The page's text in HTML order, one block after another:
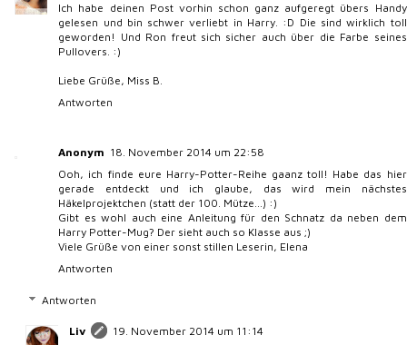
Ich habe deinen Post vorhin schon ganz aufgeregt übers Handy
gelesen und bin schwer verliebt in Harry. :D Die sind wirklich toll
geworden! Und Ron freut sich sicher auch über die Farbe seines
Pullovers. :)
Liebe Grüße, Miss B.
Antworten
Anonym 18. November 2014 um 22:58
Ooh, ich finde eure Harry-Potter-Reihe gaanz toll! Habe das hier
gerade entdeckt und ich glaube, das wird mein nächstes
Häkelprojektchen (statt der 100. Mütze...) :)
Gibt es wohl auch eine Anleitung für den Schnatz da neben dem
Harry Potter-Mug? Der sieht auch so Klasse aus ;)
Viele Grüße von einer sonst stillen Leserin, Elena
Antworten
Antworten
Liv
19. November 2014 um 11:14